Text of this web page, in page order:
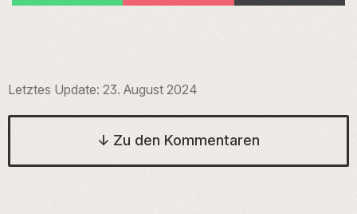
on on on
Letztes Update: 23. August 2024
↓ Zu den Kommentaren